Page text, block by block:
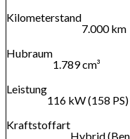
Kilometerstand
7.000 km
Hubraum
1.789 cm³
Leistung
116 kW (158 PS)
Kraftstoffart
Hybrid